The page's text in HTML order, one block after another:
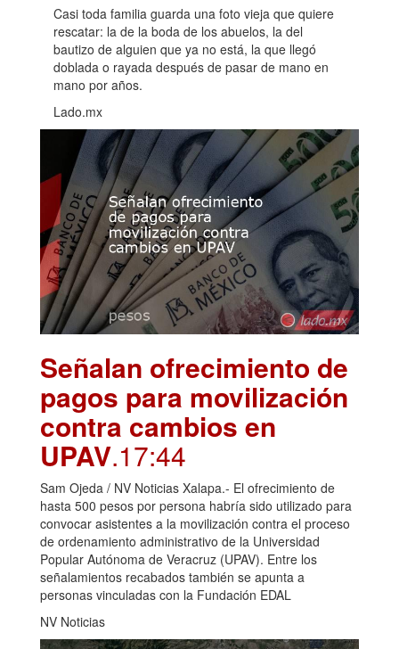
Casi toda familia guarda una foto vieja que quiere
rescatar: la de la boda de los abuelos, la del
bautizo de alguien que ya no está, la que llegó
doblada o rayada después de pasar de mano en
mano por años.
Lado.mx
Señalan ofrecimiento de
pagos para movilización
contra cambios en
UPAV.17:44
Sam Ojeda / NV Noticias Xalapa.- El ofrecimiento de
hasta 500 pesos por persona habría sido utilizado para
convocar asistentes a la movilización contra el proceso
de ordenamiento administrativo de la Universidad
Popular Autónoma de Veracruz (UPAV). Entre los
señalamientos recabados también se apunta a
personas vinculadas con la Fundación EDAL
NV Noticias